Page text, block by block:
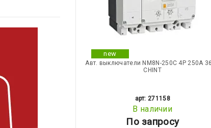
new
Авт. выключатели NM8N-250C 4Р 250А
CHINT
арт: 271158
В наличии
По запросу